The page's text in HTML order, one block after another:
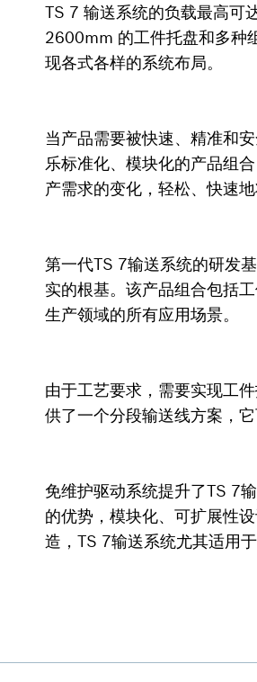
TS 7 输送系统的负载最高
2600mm 的工件托盘和多种
现各式各样的系统布局。
当产品需要被快速、精准和
乐标准化、模块化的产品组
产需求的变化，轻松、快速地
第一代TS 7输送系统的研发
实的根基。该产品组合包括
生产领域的所有应用场景。
由于工艺要求，需要实现工
供了一个分段输送线方案，
免维护驱动系统提升了TS 7
的优势，模块化、可扩展性
造，TS 7输送系统尤其适用